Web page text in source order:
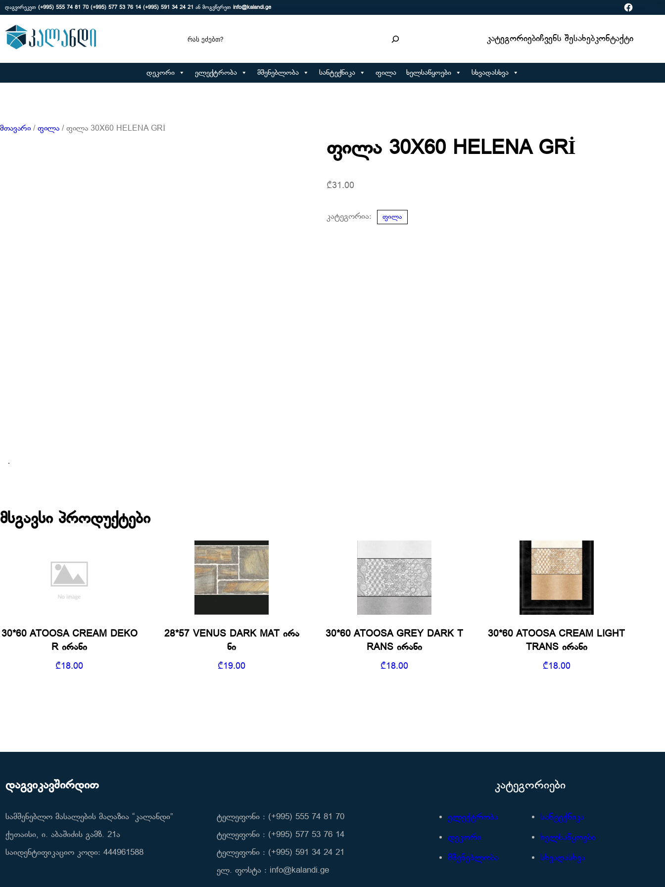
დაგვირეკეთ (+995) 555 74 81 70 (+995) 577 53 76 14 (+995) 591 34 24 21 ან მოგვწერეთ info@kalandi.ge Facebook
Search ᲙატეგორიებიᲩვენს ᲨესახებᲙონტაქტი
დეკორი ელექტრობა მშენებლობა სანტექნიკა ფილა ხელსაწყოები სხვადასხვა
მთავარი / ფილა / ფილა 30X60 HELENA GRİ
ფილა 30X60 HELENA GRİ
₾31.00
კატეგორია: ფილა
მსგავსი პროდუქტები
30*60 ATOOSA CREAM DEKO
R ირანი
₾18.00
28*57 VENUS DARK MAT ირა
ნი
₾19.00
30*60 ATOOSA GREY DARK T
RANS ირანი
₾18.00
30*60 ATOOSA CREAM LIGHT
TRANS ირანი
₾18.00
დაგვიკავშირდით
სამშენებლო მასალების მაღაზია “კალანდი”
ქუთაისი, ი. აბაშიძის გამზ. 21ა
საიდენტიფიკაციო კოდი: 444961588
ტელეფონი : (+995) 555 74 81 70
ტელეფონი : (+995) 577 53 76 14
ტელეფონი : (+995) 591 34 24 21
ელ. ფოსტა : info@kalandi.ge
კატეგორიები
ელექტრობა
დეკორი
მშენებლობა
სანტექნიკა
ხელსაწყოები
სხვადასხვა